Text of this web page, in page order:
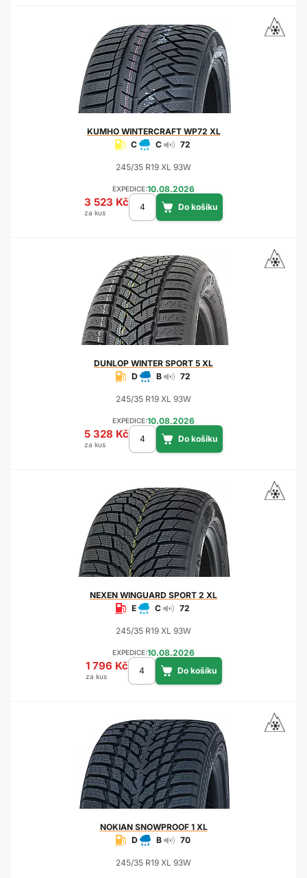
KUMHOWINTERCRAFT WP72 XL
C
C 72
245/35 R19 XL 93W
EXPEDICE:10.08.2026
3 523 Kč
za kus
DUNLOP WINTER SPORT 5 XL
D
B 72
245/35 R19 XL 93W
EXPEDICE:10.08.2026
5 328 Kč
za kus
NEXEN WINGUARD SPORT 2 XL
E
C 72
245/35 R19 XL 93W
EXPEDICE:10.08.2026
1 796 Kč
za kus
NOKIANSNOWPROOF 1 XL
D
B 70
245/35 R19 XL 93W